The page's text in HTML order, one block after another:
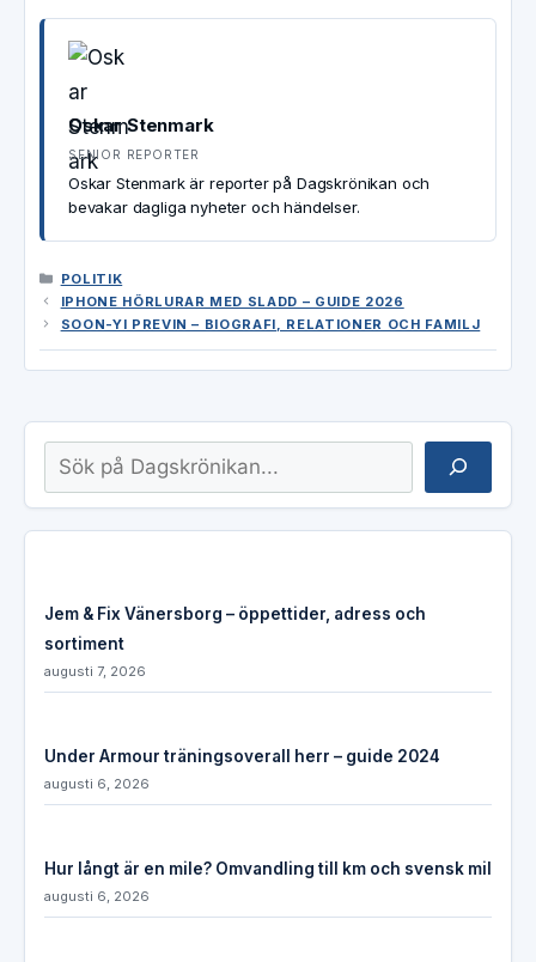
Oskar Stenmark
SENIOR REPORTER
Oskar Stenmark är reporter på Dagskrönikan och
bevakar dagliga nyheter och händelser.
KATEGORIER
POLITIK
IPHONE HÖRLURAR MED SLADD – GUIDE 2026
SOON-YI PREVIN – BIOGRAFI, RELATIONER OCH FAMILJ
Sök
Jem & Fix Vänersborg – öppettider, adress och
sortiment
augusti 7, 2026
Under Armour träningsoverall herr – guide 2024
augusti 6, 2026
Hur långt är en mile? Omvandling till km och svensk mil
augusti 6, 2026